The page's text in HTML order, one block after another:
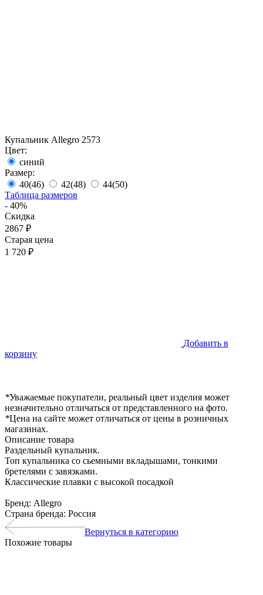
Купальник Allegro 2573
Цвет:
синий
Размер:
40(46)
42(48)
44(50)
Таблица размеров
- 40%
Скидка
2867 ₽
Старая цена
1 720 ₽
Добавить в
корзину
*Уважаемые покупатели, реальный цвет изделия может
незначительно отличаться от представленного на фото.
*Цена на сайте может отличаться от цены в розничных
магазинах.
Описание товара
Раздельный купальник.
Топ купальника со сьемными вкладышами, тонкими
бретелями с завязками.
Классические плавки с высокой посадкой
Бренд: Allegro
Страна бренда: Россия
Вернуться в категорию
Похожие товары